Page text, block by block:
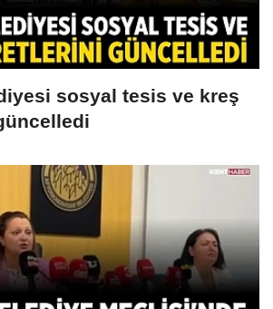
sosyal tesis ve kreş